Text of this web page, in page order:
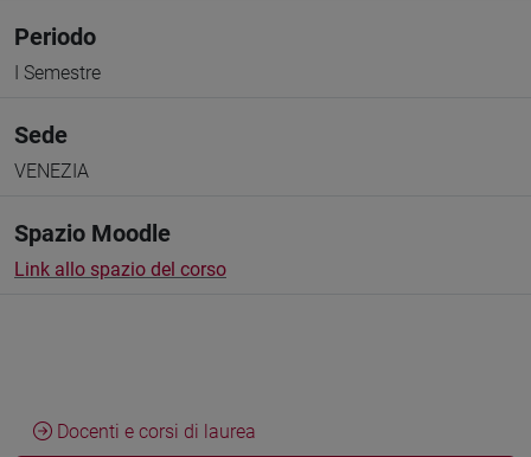
Periodo
I Semestre
Sede
VENEZIA
Spazio Moodle
Link allo spazio del corso
Docenti e corsi di laurea